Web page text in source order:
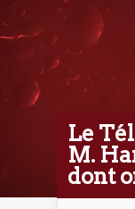
Le
M.
dont